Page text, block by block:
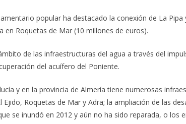
popular ha destacado la conexión de La Pipa
Roquetas de Mar (10 millones de euros).
de las infraestructuras del agua a través del
del acuífero del Poniente.
y en la provincia de Almería tiene numerosas
Roquetas de Mar y Adra; la ampliación de las
se inundó en 2012 y aún no ha sido reparada, o los